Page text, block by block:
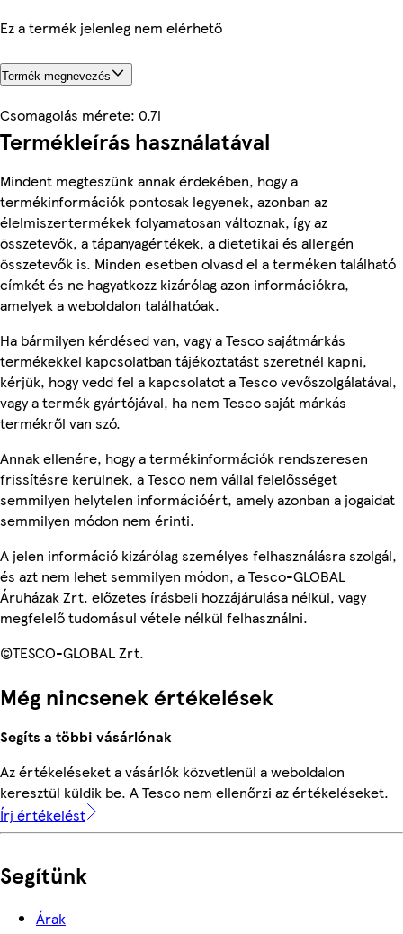
Ez a termék jelenleg nem elérhető
Termék megnevezés
Csomagolás mérete: 0.7l
Termékleírás használatával
Mindent megteszünk annak érdekében, hogy a
termékinformációk pontosak legyenek, azonban az
élelmiszertermékek folyamatosan változnak, így az
összetevők, a tápanyagértékek, a dietetikai és allergén
összetevők is. Minden esetben olvasd el a terméken található
címkét és ne hagyatkozz kizárólag azon információkra,
amelyek a weboldalon találhatóak.
Ha bármilyen kérdésed van, vagy a Tesco sajátmárkás
termékekkel kapcsolatban tájékoztatást szeretnél kapni,
kérjük, hogy vedd fel a kapcsolatot a Tesco vevőszolgálatával,
vagy a termék gyártójával, ha nem Tesco saját márkás
termékről van szó.
Annak ellenére, hogy a termékinformációk rendszeresen
frissítésre kerülnek, a Tesco nem vállal felelősséget
semmilyen helytelen információért, amely azonban a jogaidat
semmilyen módon nem érinti.
A jelen információ kizárólag személyes felhasználásra szolgál,
és azt nem lehet semmilyen módon, a Tesco-GLOBAL
Áruházak Zrt. előzetes írásbeli hozzájárulása nélkül, vagy
megfelelő tudomásul vétele nélkül felhasználni.
©TESCO-GLOBAL Zrt.
Még nincsenek értékelések
Segíts a többi vásárlónak
Az értékeléseket a vásárlók közvetlenül a weboldalon
keresztül küldik be. A Tesco nem ellenőrzi az értékeléseket.
Írj értékelést
Segítünk
Árak